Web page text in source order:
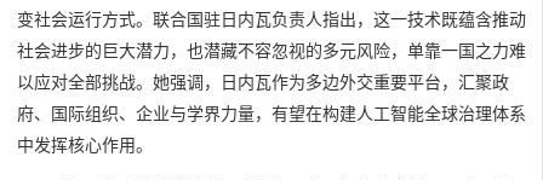
变社会运行方式。联合国驻日内瓦负责人指出，这一技术既蕴含推动
社会进步的巨大潜力，也潜藏不容忽视的多元风险，单靠一国之力难
以应对全部挑战。她强调，日内瓦作为多边外交重要平台，汇聚政
府、国际组织、企业与学界力量，有望在构建人工智能全球治理体系
中发挥核心作用。